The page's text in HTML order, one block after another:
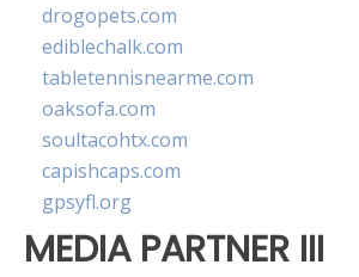
drogopets.com
ediblechalk.com
tabletennisnearme.com
oaksofa.com
soultacohtx.com
capishcaps.com
gpsyfl.org
MEDIA PARTNER III